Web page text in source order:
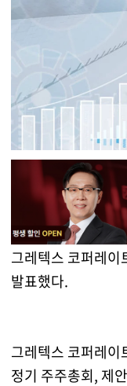
그레텍스 코퍼레이
발표했다.
그레텍스 코퍼레이
정기 주주총회, 제